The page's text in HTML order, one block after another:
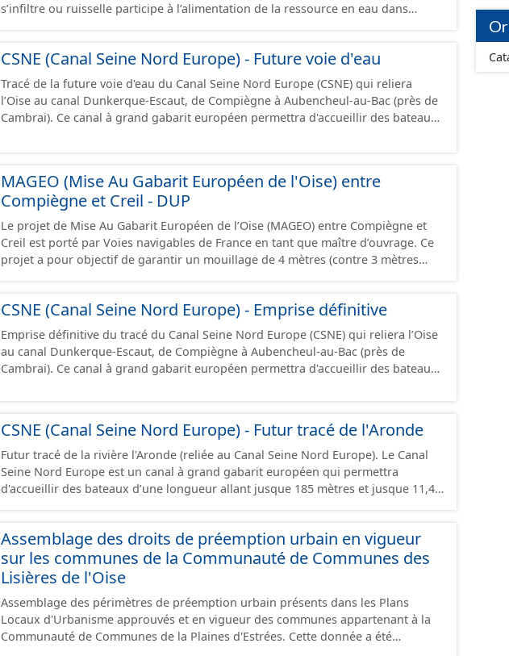
s’infiltre ou ruisselle participe à l’alimentation de la ressource en eau dans
situé en amont de la ou des prises d’eau éventuellement complété par la surface
concernée par l'apport d'eau souterraine externe à ce bassin versant (ex: nappe
de socle ou nappe d'accompagnement des cours d'eau), - pour un ouvrage de
prélèvement destiné à l'eau potable en eau souterraine : au bassin
d’alimentation du ou des points d'eau (lieu des points de la surface du sol qui
synonymes. Ce jeu de données correspond aux périmètres administratifs des
AAC et aux périmètres des sous-secteurs des aires de Baugy et des Hospices.
CSNE (Canal Seine Nord Europe) - Future voie d'eau
Tracé de la future voie d'eau du Canal Seine Nord Europe (CSNE) qui reliera
l’Oise au canal Dunkerque-Escaut, de Compiègne à Aubencheul-au-Bac (près de
Cambrai). Ce canal à grand gabarit européen permettra d'accueillir des bateaux
MAGEO (Mise Au Gabarit Européen de l'Oise) entre
Compiègne et Creil - DUP
Le projet de Mise Au Gabarit Européen de l’Oise (MAGEO) entre Compiègne et
Creil est porté par Voies navigables de France en tant que maître d’ouvrage. Ce
projet a pour objectif de garantir un mouillage de 4 mètres (contre 3 mètres
situe au débouché sud du canal Seine-Nord Europe, maillon central de la liaison
fluviale Seine-Escaut. Il s’étend sur 42 kilomètres de linéaire, depuis le pont
SNCF de Compiègne jusqu’à l’écluse de Creil, et traverse 22 communes dans le
département de l’Oise. Cette ressource contient le périmètre de la déclaration
d'utilité publique (DUP).
CSNE (Canal Seine Nord Europe) - Emprise définitive
Emprise définitive du tracé du Canal Seine Nord Europe (CSNE) qui reliera l’Oise
au canal Dunkerque-Escaut, de Compiègne à Aubencheul-au-Bac (près de
Cambrai). Ce canal à grand gabarit européen permettra d'accueillir des bateaux
CSNE (Canal Seine Nord Europe) - Futur tracé de l'Aronde
Futur tracé de la rivière l'Aronde (reliée au Canal Seine Nord Europe). Le Canal
Seine Nord Europe est un canal à grand gabarit européen qui permettra
d'accueillir des bateaux d’une longueur allant jusque 185 mètres et jusque 11,40
Compiègne à Aubencheul-au-Bac (près de Cambrai).
Assemblage des droits de préemption urbain en vigueur
sur les communes de la Communauté de Communes des
Lisières de l'Oise
Assemblage des périmètres de préemption urbain présents dans les Plans
Locaux d'Urbanisme approuvés et en vigueur des communes appartenant à la
Communauté de Communes de la Plaines d'Estrées. Cette donnée a été